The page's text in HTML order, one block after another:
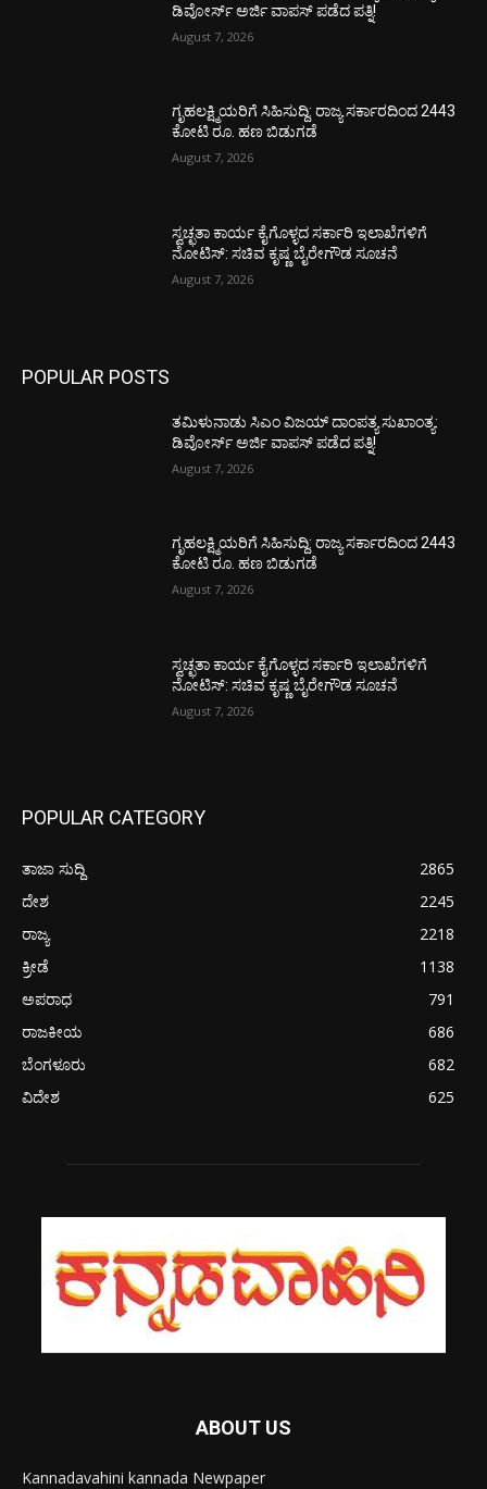
ಡಿವೋರ್ಸ್‌ ಅರ್ಜಿ ವಾಪಸ್‌ ಪಡೆದ ಪತ್ನಿ!
August 7, 2026
ಗೃಹಲಕ್ಷ್ಮಿಯರಿಗೆ ಸಿಹಿಸುದ್ದಿ: ರಾಜ್ಯ ಸರ್ಕಾರದಿಂದ 2443
ಕೋಟಿ ರೂ. ಹಣ ಬಿಡುಗಡೆ
August 7, 2026
ಸ್ವಚ್ಛತಾ ಕಾರ್ಯ ಕೈಗೊಳ್ಳದ ಸರ್ಕಾರಿ ಇಲಾಖೆಗಳಿಗೆ
ನೋಟಿಸ್: ಸಚಿವ ಕೃಷ್ಣ ಬೈರೇಗೌಡ ಸೂಚನೆ
August 7, 2026
POPULAR POSTS
ತಮಿಳುನಾಡು ಸಿಎಂ ವಿಜಯ್‌ ದಾಂಪತ್ಯ ಸುಖಾಂತ್ಯ:
ಡಿವೋರ್ಸ್‌ ಅರ್ಜಿ ವಾಪಸ್‌ ಪಡೆದ ಪತ್ನಿ!
August 7, 2026
ಗೃಹಲಕ್ಷ್ಮಿಯರಿಗೆ ಸಿಹಿಸುದ್ದಿ: ರಾಜ್ಯ ಸರ್ಕಾರದಿಂದ 2443
ಕೋಟಿ ರೂ. ಹಣ ಬಿಡುಗಡೆ
August 7, 2026
ಸ್ವಚ್ಛತಾ ಕಾರ್ಯ ಕೈಗೊಳ್ಳದ ಸರ್ಕಾರಿ ಇಲಾಖೆಗಳಿಗೆ
ನೋಟಿಸ್: ಸಚಿವ ಕೃಷ್ಣ ಬೈರೇಗೌಡ ಸೂಚನೆ
August 7, 2026
POPULAR CATEGORY
ತಾಜಾ ಸುದ್ದಿ
2865
ದೇಶ
2245
ರಾಜ್ಯ
2218
ಕ್ರೀಡೆ
1138
ಅಪರಾಧ
791
ರಾಜಕೀಯ
686
ಬೆಂಗಳೂರು
682
ವಿದೇಶ
625
ABOUT US
Kannadavahini kannada Newpaper